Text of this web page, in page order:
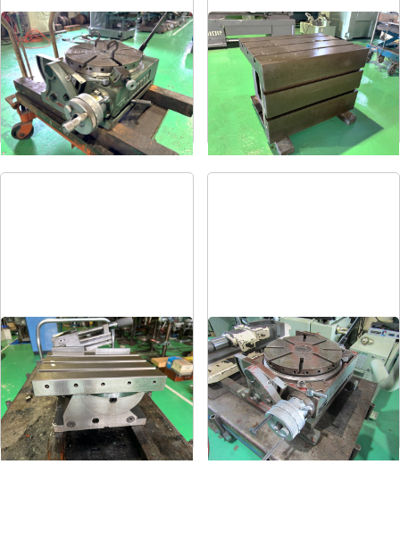
傾斜円テーブル
メーカー 日研
形 式 NST-300HP
年 式1980
ラジアル用テーブル
メーカー
式-
式-
傾斜回転角テーブル
メーカー -
形 式-
年 式-
傾斜円テーブル
メーカー 日研
形 式NST-300
年 式1973